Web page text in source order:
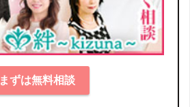
まずは無料相談